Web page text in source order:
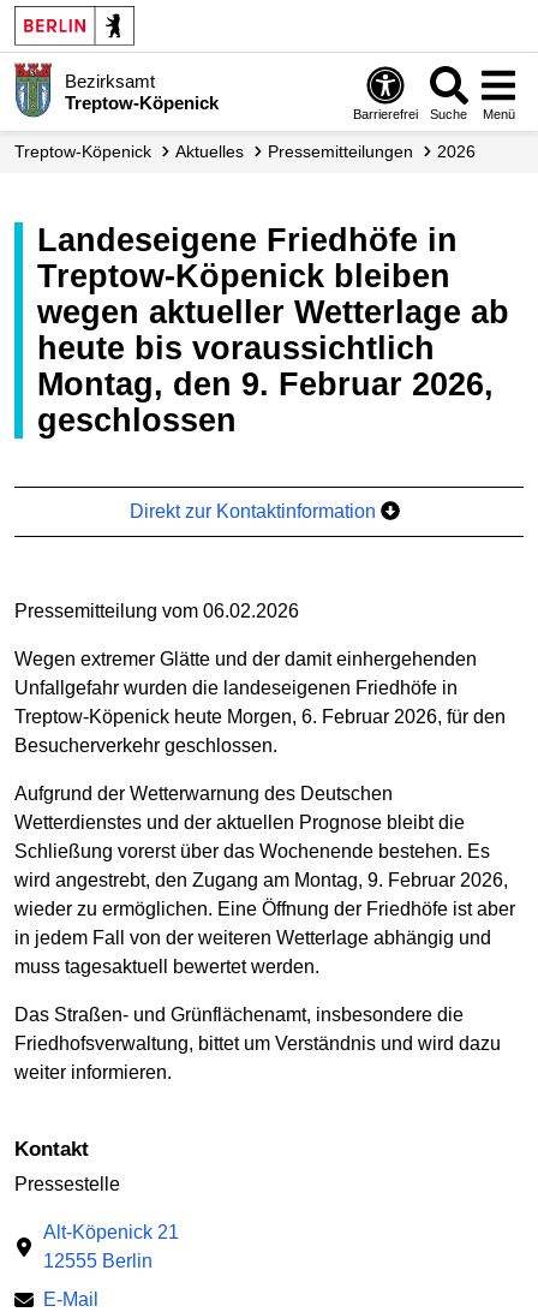
Bezirksamt
Treptow-Köpenick
Barrierefrei Suche Menü
Treptow-Köpenick Aktuelles Presse­mitteilungen 2026
Landeseigene Friedhöfe in
Treptow-Köpenick bleiben
wegen aktueller Wetterlage ab
heute bis voraussichtlich
Montag, den 9. Februar 2026,
geschlossen
Direkt zur Kontaktinformation
Pressemitteilung vom 06.02.2026
Wegen extremer Glätte und der damit einhergehenden
Unfallgefahr wurden die landeseigenen Friedhöfe in
Treptow-Köpenick heute Morgen, 6. Februar 2026, für den
Besucherverkehr geschlossen.
Aufgrund der Wetterwarnung des Deutschen
Wetterdienstes und der aktuellen Prognose bleibt die
Schließung vorerst über das Wochenende bestehen. Es
wird angestrebt, den Zugang am Montag, 9. Februar 2026,
wieder zu ermöglichen. Eine Öffnung der Friedhöfe ist aber
in jedem Fall von der weiteren Wetterlage abhängig und
muss tagesaktuell bewertet werden.
Das Straßen- und Grünflächenamt, insbesondere die
Friedhofsverwaltung, bittet um Verständnis und wird dazu
weiter informieren.
Kontakt
Pressestelle
Alt-Köpenick 21
12555 Berlin
E-Mail